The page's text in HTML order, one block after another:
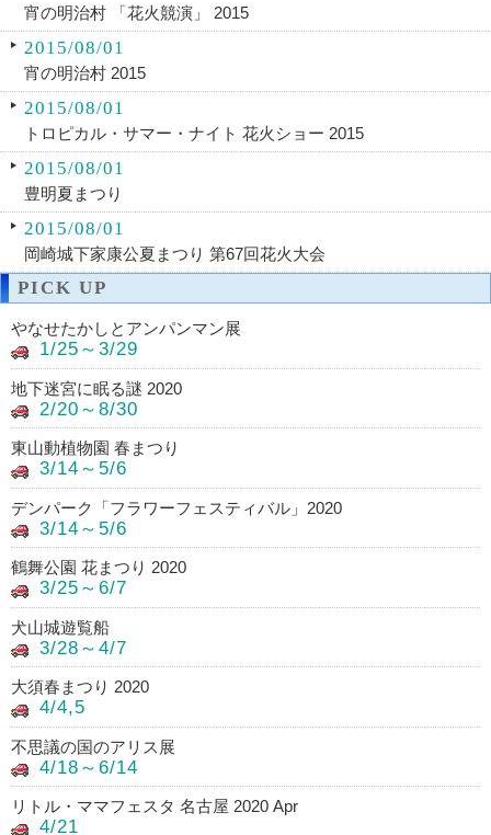
宵の明治村 「花火競演」 2015
2015/08/01
宵の明治村 2015
2015/08/01
トロピカル・サマー・ナイト 花火ショー 2015
2015/08/01
豊明夏まつり
2015/08/01
岡崎城下家康公夏まつり 第67回花火大会
PICK UP
やなせたかしとアンパンマン展
1/25～3/29
地下迷宮に眠る謎 2020
2/20～8/30
東山動植物園 春まつり
3/14～5/6
デンパーク「フラワーフェスティバル」2020
3/14～5/6
鶴舞公園 花まつり 2020
3/25～6/7
犬山城遊覧船
3/28～4/7
大須春まつり 2020
4/4,5
不思議の国のアリス展
4/18～6/14
リトル・ママフェスタ 名古屋 2020 Apr
4/21